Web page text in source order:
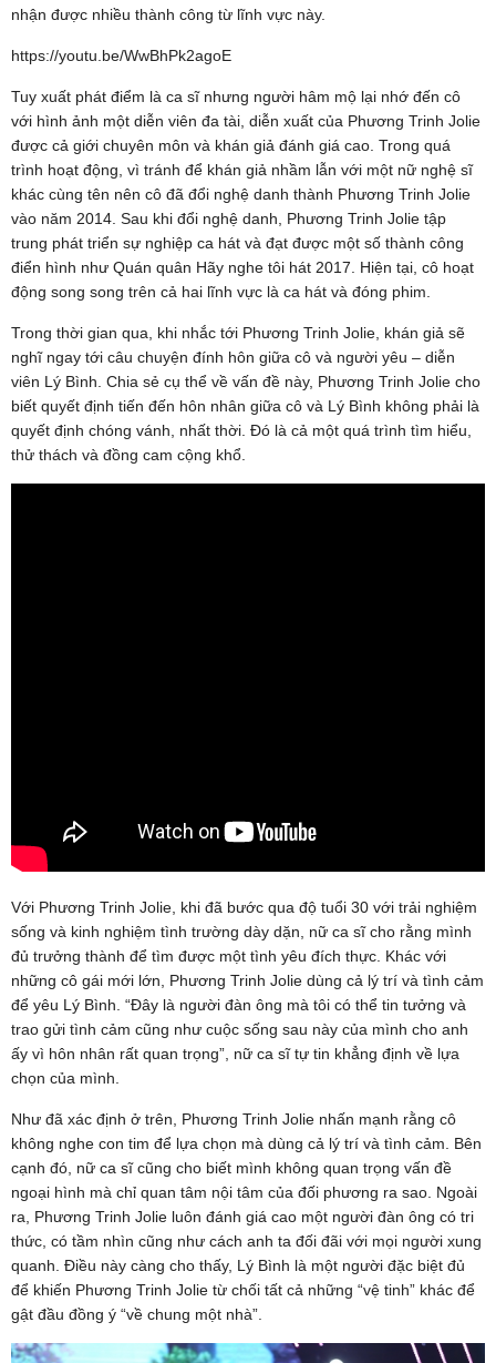
nhận được nhiều thành công từ lĩnh vực này.
https://youtu.be/WwBhPk2agoE
Tuy xuất phát điểm là ca sĩ nhưng người hâm mộ lại nhớ đến cô
với hình ảnh một diễn viên đa tài, diễn xuất của Phương Trinh Jolie
được cả giới chuyên môn và khán giả đánh giá cao. Trong quá
trình hoạt động, vì tránh để khán giả nhầm lẫn với một nữ nghệ sĩ
khác cùng tên nên cô đã đổi nghệ danh thành Phương Trinh Jolie
vào năm 2014. Sau khi đổi nghệ danh, Phương Trinh Jolie tập
trung phát triển sự nghiệp ca hát và đạt được một số thành công
điển hình như Quán quân Hãy nghe tôi hát 2017. Hiện tại, cô hoạt
động song song trên cả hai lĩnh vực là ca hát và đóng phim.
Trong thời gian qua, khi nhắc tới Phương Trinh Jolie, khán giả sẽ
nghĩ ngay tới câu chuyện đính hôn giữa cô và người yêu – diễn
viên Lý Bình. Chia sẻ cụ thể về vấn đề này, Phương Trinh Jolie cho
biết quyết định tiến đến hôn nhân giữa cô và Lý Bình không phải là
quyết định chóng vánh, nhất thời. Đó là cả một quá trình tìm hiểu,
thử thách và đồng cam cộng khổ.
Với Phương Trinh Jolie, khi đã bước qua độ tuổi 30 với trải nghiệm
sống và kinh nghiệm tình trường dày dặn, nữ ca sĩ cho rằng mình
đủ trưởng thành để tìm được một tình yêu đích thực. Khác với
những cô gái mới lớn, Phương Trinh Jolie dùng cả lý trí và tình cảm
để yêu Lý Bình. “Đây là người đàn ông mà tôi có thể tin tưởng và
trao gửi tình cảm cũng như cuộc sống sau này của mình cho anh
ấy vì hôn nhân rất quan trọng”, nữ ca sĩ tự tin khẳng định về lựa
chọn của mình.
Như đã xác định ở trên, Phương Trinh Jolie nhấn mạnh rằng cô
không nghe con tim để lựa chọn mà dùng cả lý trí và tình cảm. Bên
cạnh đó, nữ ca sĩ cũng cho biết mình không quan trọng vấn đề
ngoại hình mà chỉ quan tâm nội tâm của đối phương ra sao. Ngoài
ra, Phương Trinh Jolie luôn đánh giá cao một người đàn ông có tri
thức, có tầm nhìn cũng như cách anh ta đối đãi với mọi người xung
quanh. Điều này càng cho thấy, Lý Bình là một người đặc biệt đủ
để khiến Phương Trinh Jolie từ chối tất cả những “vệ tinh” khác để
gật đầu đồng ý “về chung một nhà”.